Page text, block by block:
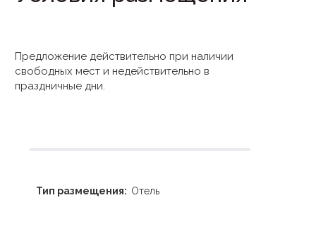
Предложение действительно при наличии
свободных мест и недействительно в
праздничные дни.
Тип размещения: Отель